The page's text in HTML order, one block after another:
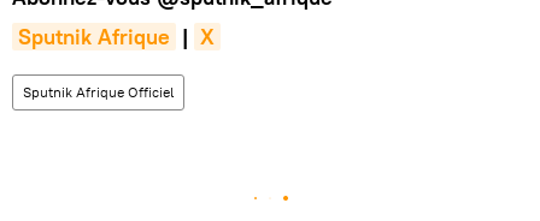
Sputnik Afrique | X
Sputnik Afrique Officiel